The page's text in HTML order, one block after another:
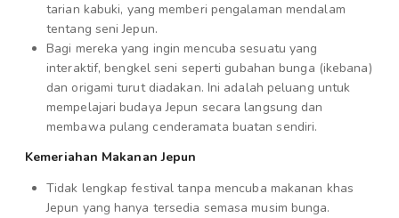
tarian kabuki, yang memberi pengalaman mendalam
tentang seni Jepun.
Bagi mereka yang ingin mencuba sesuatu yang
interaktif, bengkel seni seperti gubahan bunga (ikebana)
dan origami turut diadakan. Ini adalah peluang untuk
mempelajari budaya Jepun secara langsung dan
membawa pulang cenderamata buatan sendiri.
Kemeriahan Makanan Jepun
Tidak lengkap festival tanpa mencuba makanan khas
Jepun yang hanya tersedia semasa musim bunga.